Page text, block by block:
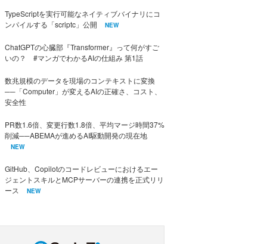
TypeScriptを実行可能なネイティブバイナリにコ
ンパイルする「scriptc」公開
NEW
ChatGPTの心臓部『Transformer』って何がすご
いの？ #マンガでわかるAIの仕組み 第1話
数兆規模のデータを現場のコンテキストに変換
──「Computer」が変えるAIの正確さ、コスト、
安全性
PR数1.6倍、変更行数1.8倍、平均マージ時間37%
削減──ABEMAが進めるAI駆動開発の現在地
NEW
GitHub、Copilotのコードレビューにおけるエー
ジェントスキルとMCPサーバーの連携を正式リリ
ース
NEW